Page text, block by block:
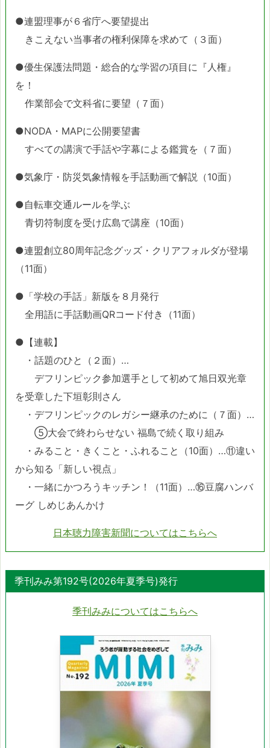
●連盟理事が６省庁へ要望提出
きこえない当事者の権利保障を求めて（３面）
●優生保護法問題・総合的な学習の項目に『人権』
を！
作業部会で文科省に要望（７面）
●NODA・MAPに公開要望書
すべての講演で手話や字幕による鑑賞を（７面）
●気象庁・防災気象情報を手話動画で解説（10面）
●自転車交通ルールを学ぶ
青切符制度を受け広島で講座（10面）
●連盟創立80周年記念グッズ・クリアフォルダが登場
（11面）
●「学校の手話」新版を８月発行
全用語に手話動画QRコード付き（11面）
●【連載】
・話題のひと（２面）…
デフリンピック参加選手として初めて旭日双光章
を受章した下垣彰則さん
・デフリンピックのレガシー継承のために（７面）…
⑤大会で終わらせない 福島で続く取り組み
・みること・きくこと・ふれること（10面）…⑪違い
から知る「新しい視点」
・一緒にかつろうキッチン！（11面）…⑯豆腐ハンバ
ーグ しめじあんかけ
日本聴力障害新聞についてはこちらへ
季刊みみ第192号(2026年夏季号)発行
季刊みみについてはこちらへ